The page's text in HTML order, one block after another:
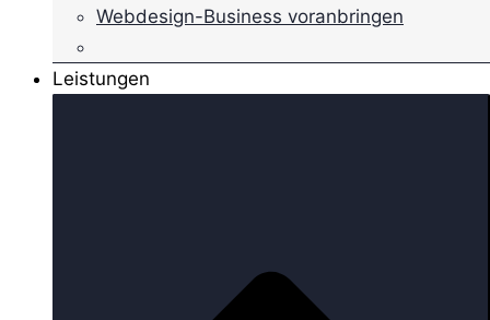
Webdesign-Business voranbringen
Leistungen